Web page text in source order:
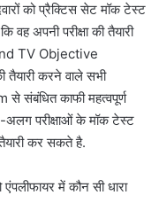
को प्रैक्टिस सेट मॉक टेस्ट
अपनी परीक्षा की तैयारी
TV Objective
करने वाले सभी
से संबंधित काफी महत्वपूर्ण
अलग परीक्षाओं के मॉक टेस्ट
कर सकते है.
में कौन सी धारा